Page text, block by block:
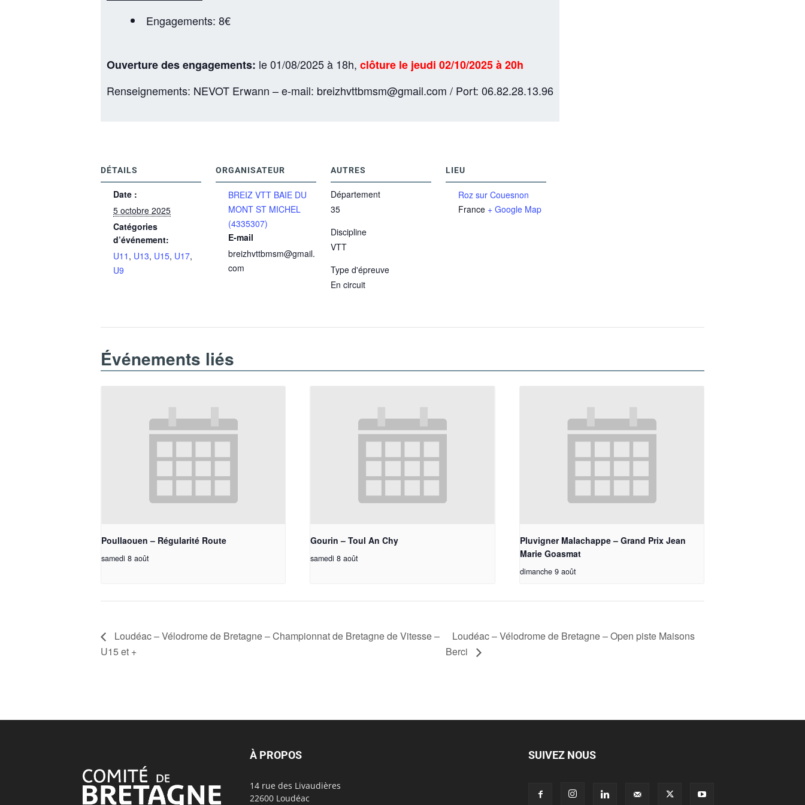
Engagements: 8€
Ouverture des engagements: le 01/08/2025 à 18h, clôture le jeudi 02/10/2025 à 20h
Renseignements: NEVOT Erwann – e-mail: breizhvttbmsm@gmail.com / Port: 06.82.28.13.96
DÉTAILS
Date :
5 octobre 2025
Catégories
d’événement:
U11 , U13, U15, U17,
U9
ORGANISATEUR
BREIZ VTT BAIE DU
MONT ST MICHEL
(4335307)
E-mail
breizhvttbmsm@gmail.
com
AUTRES
Département
35
Discipline
VTT
Type d'épreuve
En circuit
LIEU
Roz sur Couesnon
France + Google Map
Événements liés
Poullaouen – Régularité Route
samedi 8 août
Gourin – Toul An Chy
samedi 8 août
Pluvigner Malachappe – Grand Prix Jean
Marie Goasmat
dimanche 9 août
Loudéac – Vélodrome de Bretagne – Championnat de Bretagne de Vitesse –
U15 et +
Loudéac – Vélodrome de Bretagne – Open piste Maisons
Berci
À PROPOS
14 rue des Livaudières
22600 Loudéac
SUIVEZ NOUS